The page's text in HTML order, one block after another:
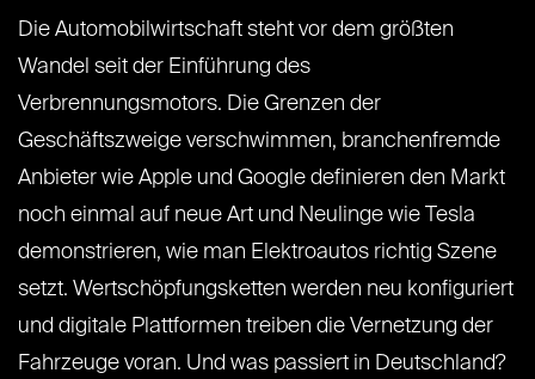
Die Automobilwirtschaft steht vor dem größten
Wandel seit der Einführung des
Verbrennungsmotors. Die Grenzen der
Geschäftszweige verschwimmen, branchenfremde
Anbieter wie Apple und Google definieren den Markt
noch einmal auf neue Art und Neulinge wie Tesla
demonstrieren, wie man Elektroautos richtig Szene
setzt. Wertschöpfungsketten werden neu konfiguriert
und digitale Plattformen treiben die Vernetzung der
Fahrzeuge voran. Und was passiert in Deutschland?